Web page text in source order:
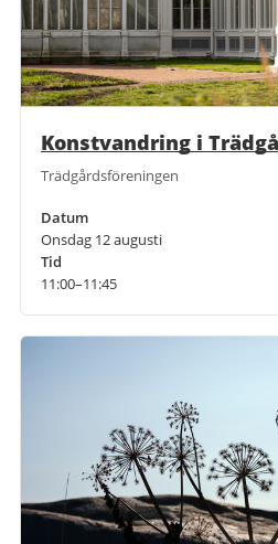
Konstvandring i
Trädgårdsföreningen
Datum
Onsdag 12 augusti
Tid
11:00–11:45